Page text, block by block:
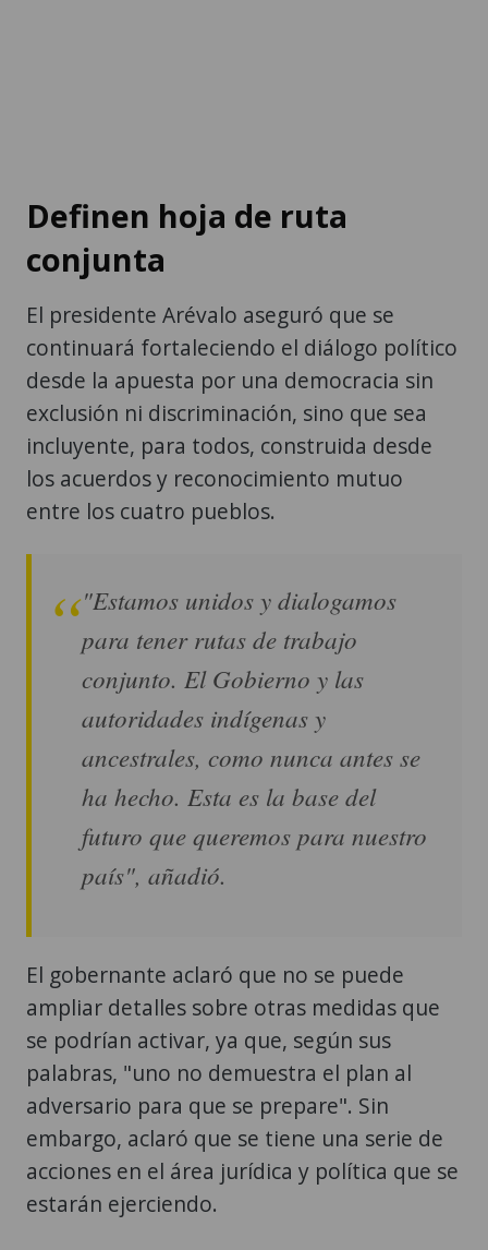
Definen hoja de ruta
conjunta
El presidente Arévalo aseguró que se
continuará fortaleciendo el diálogo político
desde la apuesta por una democracia sin
exclusión ni discriminación, sino que sea
incluyente, para todos, construida desde
los acuerdos y reconocimiento mutuo
entre los cuatro pueblos.
"Estamos unidos y dialogamos
para tener rutas de trabajo
conjunto. El Gobierno y las
autoridades indígenas y
ancestrales, como nunca antes se
ha hecho. Esta es la base del
futuro que queremos para nuestro
país", añadió.
El gobernante aclaró que no se puede
ampliar detalles sobre otras medidas que
se podrían activar, ya que, según sus
palabras, "uno no demuestra el plan al
adversario para que se prepare". Sin
embargo, aclaró que se tiene una serie de
acciones en el área jurídica y política que se
estarán ejerciendo.